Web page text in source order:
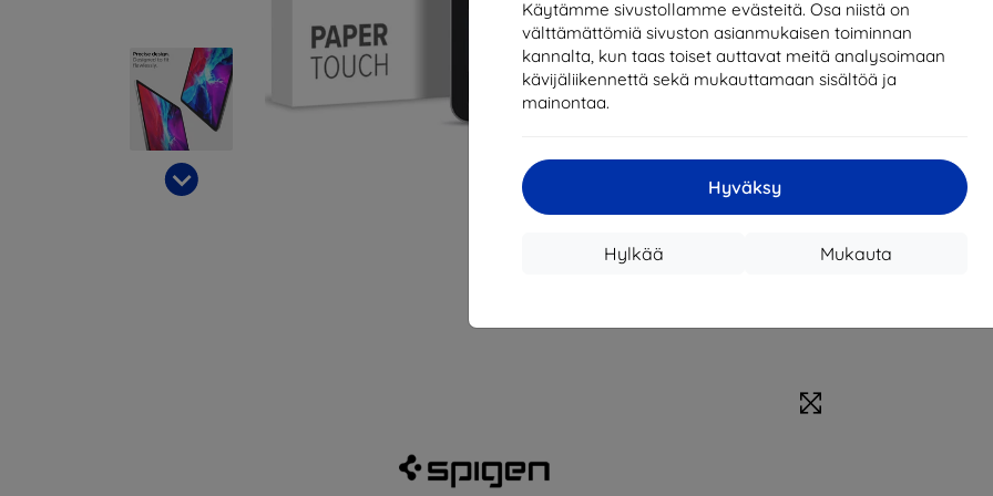
Käytämme sivustollamme evästeitä. Osa niistä on
välttämättömiä sivuston asianmukaisen toiminnan
kannalta, kun taas toiset auttavat meitä analysoimaan
kävijäliikennettä sekä mukauttamaan sisältöä ja
mainontaa.
Hyväksy
Mukauta
Hylkää
Tarvikkeet